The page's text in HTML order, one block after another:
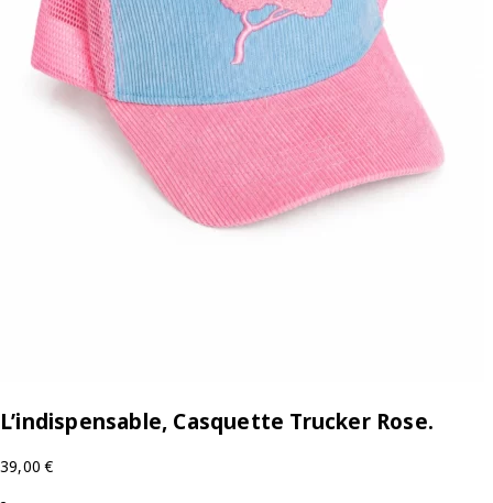
L’indispensable, Casquette Trucker Rose.
39,00€